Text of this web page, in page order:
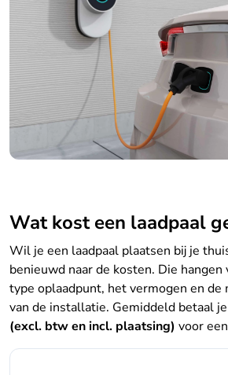
Wat kost een laadpaal
Wil je een laadpaal plaatsen bij je
benieuwd naar de kosten. Die hangen
type oplaadpunt, het vermogen en de
van de installatie. Gemiddeld betaal je
(excl. btw en incl. plaatsing) voor